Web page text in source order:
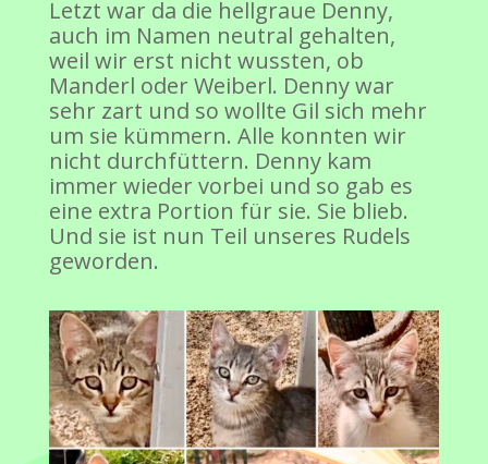
Letzt war da die hellgraue Denny,
auch im Namen neutral gehalten,
weil wir erst nicht wussten, ob
Manderl oder Weiberl. Denny war
sehr zart und so wollte Gil sich mehr
um sie kümmern. Alle konnten wir
nicht durchfüttern. Denny kam
immer wieder vorbei und so gab es
eine extra Portion für sie. Sie blieb.
Und sie ist nun Teil unseres Rudels
geworden.